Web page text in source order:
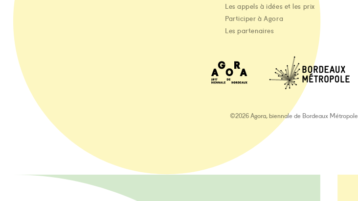
Les appels à idées et les prix
Participer à Agora
Les partenaires
©2026 Agora, biennale de Bordeaux Métropole